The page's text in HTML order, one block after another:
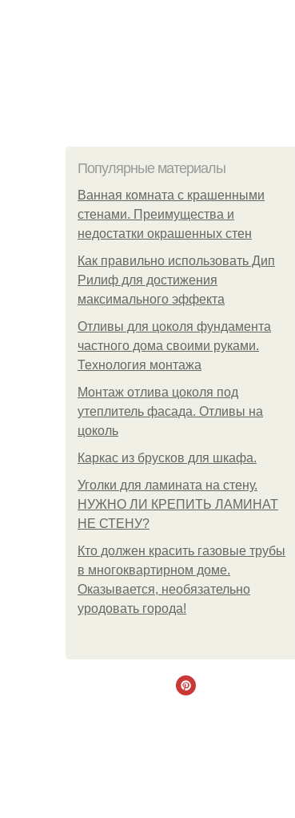
Популярные материалы
Ванная комната с крашенными
стенами. Преимущества и
недостатки окрашенных стен
Как правильно использовать Дип
Рилиф для достижения
максимального эффекта
Отливы для цоколя фундамента
частного дома своими руками.
Технология монтажа
Монтаж отлива цоколя под
утеплитель фасада. Отливы на
цоколь
Каркас из брусков для шкафа.
Уголки для ламината на стену.
НУЖНО ЛИ КРЕПИТЬ ЛАМИНАТ
НЕ СТЕНУ?
Кто должен красить газовые трубы
в многоквартирном доме.
Оказывается, необязательно
уродовать города!